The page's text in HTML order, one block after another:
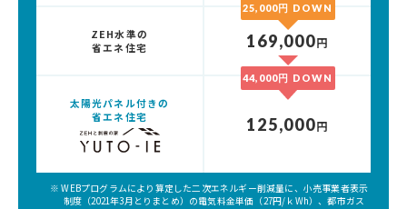
25,000円 DOWN
ZEH水準の
省エネ住宅
169,000円
44,000円 DOWN
太陽光パネル付きの
省エネ住宅
125,000円
※ WEBプログラムにより算定した二次エネルギー削減量に、小売事業者表示
制度（2021年3月とりまとめ）の電気料金単価（27円/ｋWh）、都市ガス